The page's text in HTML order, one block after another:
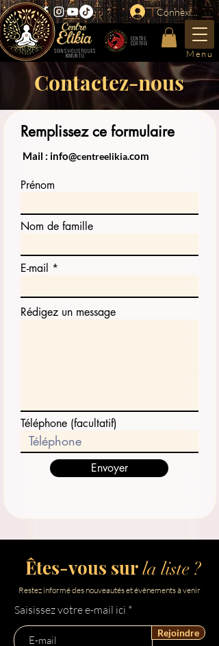
Connexion
Menu
CENTRE
CERTIFIE
SOINS HOLISTIQUES
KIMUNTU
Contactez-nous
Remplissez ce formulaire
Mail : info@centreelikia.com
Prénom
Nom de famille
E-mail
Rédigez un message
Téléphone (facultatif)
Envoyer
Êtes-vous surla liste ?
Restez informé des nouveautés et évènements à venir
Saisissez votre e-mail ici
Rejoindre